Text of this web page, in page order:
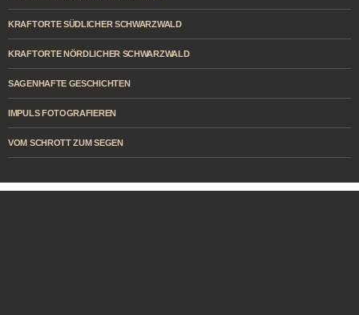
KRAFTORTE SÜDLICHER SCHWARZWALD
KRAFTORTE NÖRDLICHER SCHWARZWALD
SAGENHAFTE GESCHICHTEN
IMPULS FOTOGRAFIEREN
VOM SCHROTT ZUM SEGEN